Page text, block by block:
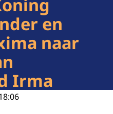
en
naar
Irma